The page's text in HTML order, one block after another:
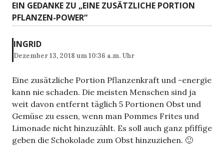
g
s
-
N
a
v
i
g
a
e
r
e
i
r
a
g
:
s
t
r
B
i
t
r
a
g
:
EIN GEDANKE ZU „EINE ZUSÄTZLICHE PORTION
PFLANZEN-POWER“
INGRID
Dezember 13, 2018 um 10:36 a.m. Uhr
Eine zusätzliche Portion Pflanzenkraft und -energie
kann nie schaden. Die meisten Menschen sind ja
weit davon entfernt täglich 5 Portionen Obst und
Gemüse zu essen, wenn man Pommes Frites und
Limonade nicht hinzuzählt. Es soll auch ganz pfiffige
geben die Schokolade zum Obst hinzuziehen. 🙂